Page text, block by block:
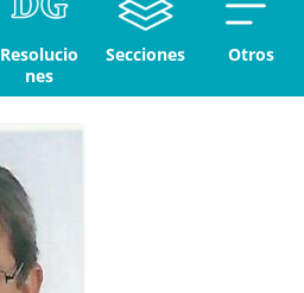
Resolucio
nes
Secciones Otros